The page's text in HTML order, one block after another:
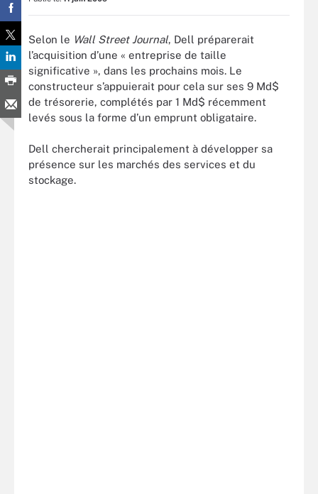
Selon le Wall Street Journal, Dell préparerait
l’acquisition d’une « entreprise de taille
significative », dans les prochains mois. Le
constructeur s’appuierait pour cela sur ses 9 Md$
de trésorerie, complétés par 1 Md$ récemment
levés sous la forme d’un emprunt obligataire.
Dell chercherait principalement à développer sa
présence sur les marchés des services et du
stockage.